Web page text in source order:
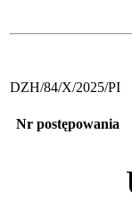
DZH/84/X/2025/PI
Nr postępowania